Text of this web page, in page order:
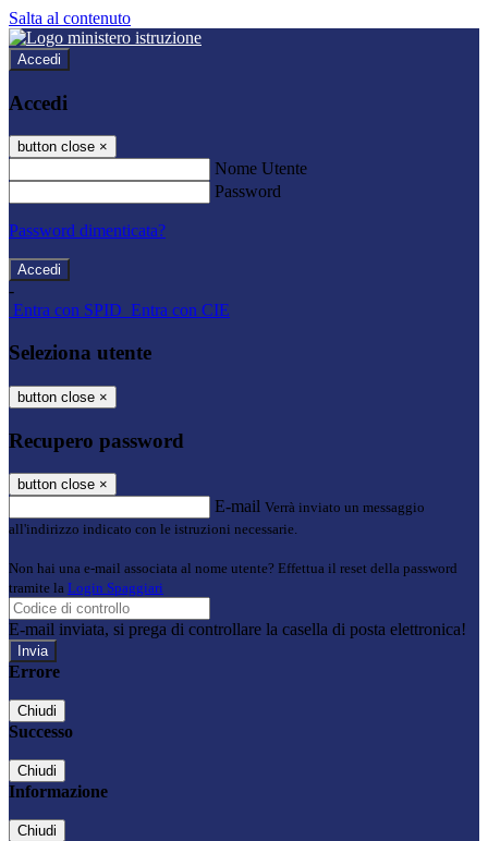
Salta al contenuto
Accedi
Accedi
button close ×
Nome Utente
Password
Password dimenticata?
-
Entra con SPID Entra con CIE
Seleziona utente
button close ×
Recupero password
button close ×
E-mail Verrà inviato un messaggio
all'indirizzo indicato con le istruzioni necessarie.
Non hai una e-mail associata al nome utente? Effettua il reset della password
tramite la Login Spaggiari
E-mail inviata, si prega di controllare la casella di posta elettronica!
Errore
Chiudi
Successo
Chiudi
Informazione
Chiudi